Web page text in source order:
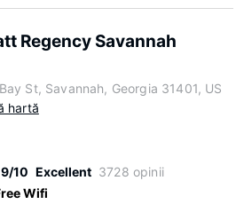
Regency Savannah
St, Savannah, Georgia 31401, US
hartă
9/10 Excellent 3728 opinii
Wifi